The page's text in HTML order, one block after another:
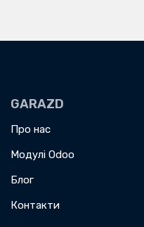
GARAZD
Про нас
Модулі Odoo
Блог
Контакти